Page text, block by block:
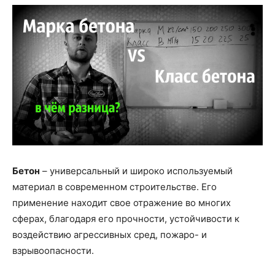
Бетон – универсальный и широко используемый
материал в современном строительстве. Его
применение находит свое отражение во многих
сферах, благодаря его прочности, устойчивости к
воздействию агрессивных сред, пожаро- и
взрывоопасности.